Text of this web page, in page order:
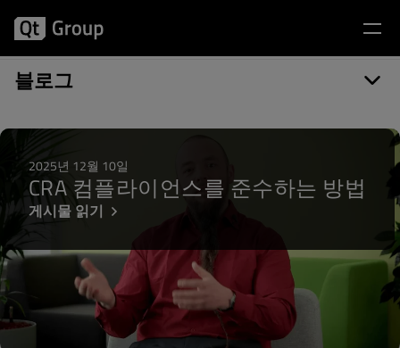
블로그
게시물 카테고리: Maven Central
2025년 12월 10일
CRA 컴플라이언스를 준수하는 방법
게시물 읽기